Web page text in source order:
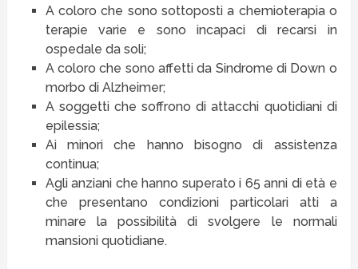
A coloro che sono sottoposti a chemioterapia o
terapie varie e sono incapaci di recarsi in
ospedale da soli;
A coloro che sono affetti da Sindrome di Down o
morbo di Alzheimer;
A soggetti che soffrono di attacchi quotidiani di
epilessia;
Ai minori che hanno bisogno di assistenza
continua;
Agli anziani che hanno superato i 65 anni di età e
che presentano condizioni particolari atti a
minare la possibilità di svolgere le normali
mansioni quotidiane.